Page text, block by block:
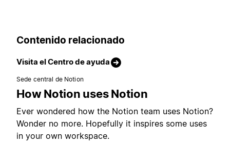
Contenido relacionado
Visita el Centro de ayuda
Sede central de Notion
How Notion uses Notion
Ever wondered how the Notion team uses Notion?
Wonder no more. Hopefully it inspires some uses
in your own workspace.